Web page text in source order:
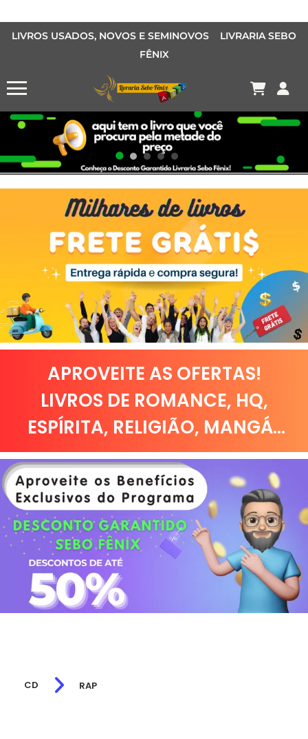
LIVROS USADOS, NOVOS E SEMINOVOS LIVRARIA SEBO
FÊNIX
Conheça o Desconto Garantido de livros Sebo Fênix!
OFERTA HISTORIAS EM QUADRINHOS
OFERTA MANGÁS
MANGÁS BARATOS
APROVEITE AS OFERTAS!
LIVROS DE ROMANCE, HQ,
ESPÍRITA, RELIGIÃO, MANGÁ...
CD RAP